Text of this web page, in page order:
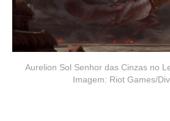
Aurelion Sol Senhor das Cinzas no
Imagem: Riot Games/